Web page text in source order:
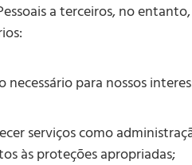
a terceiros, no
para nossos
serviços como
às proteções apropriadas;